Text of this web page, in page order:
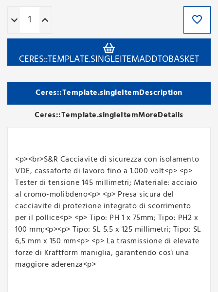
CERES::TEMPLATE.SINGLEITEMADDTOBASKET
Ceres::Template.singleItemDescription
Ceres::Template.singleItemMoreDetails
<p><br>S&R Cacciavite di sicurezza con isolamento
VDE, cassaforte di lavoro fino a 1.000 volt<p> <p>
Tester di tensione 145 millimetri; Materiale: acciaio
al cromo-molibdeno<p> <p> Presa sicura del
cacciavite di protezione integrato di scorrimento
per il pollice<p> <p> Tipo: PH 1 x 75mm; Tipo: PH2 x
100 mm;<p><p> Tipo: SL 5.5 x 125 millimetri; Tipo: SL
6,5 mm x 150 mm<p> <p> La trasmissione di elevate
forze di Kraftform maniglia, garantendo così una
maggiore aderenza<p>